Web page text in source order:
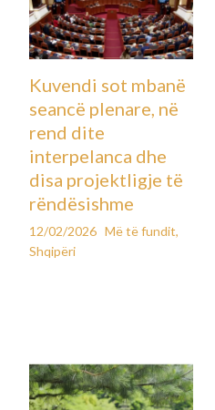
Kuvendi sot mbanë
seancë plenare, në
rend dite
interpelanca dhe
disa projektligje të
rëndësishme
12/02/2026 Më të fundit,
Shqipëri